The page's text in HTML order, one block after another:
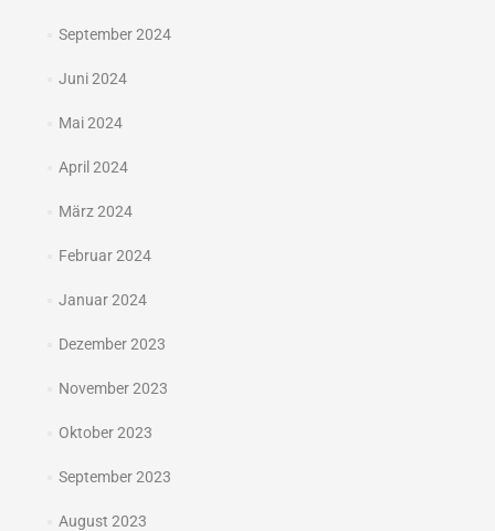
September 2024
Juni 2024
Mai 2024
April 2024
März 2024
Februar 2024
Januar 2024
Dezember 2023
November 2023
Oktober 2023
September 2023
August 2023